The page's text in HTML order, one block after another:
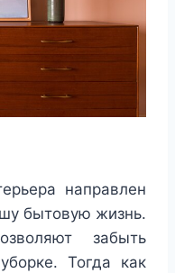
направлен
бытовую жизнь.
забыть
Тогда как